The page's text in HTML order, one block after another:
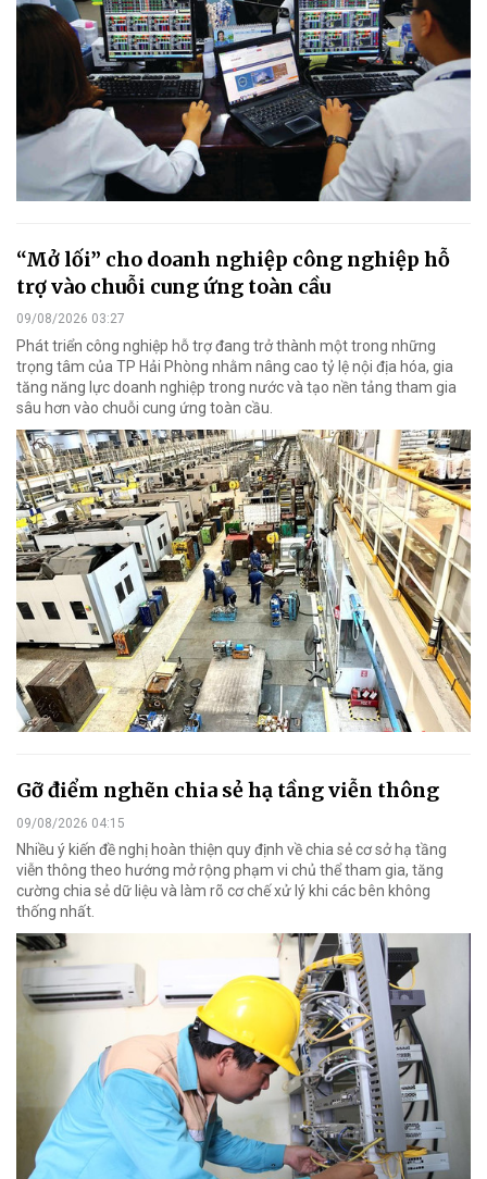
“Mở lối” cho doanh nghiệp công nghiệp hỗ
trợ vào chuỗi cung ứng toàn cầu
09/08/2026 03:27
Phát triển công nghiệp hỗ trợ đang trở thành một trong những
trọng tâm của TP Hải Phòng nhằm nâng cao tỷ lệ nội địa hóa, gia
tăng năng lực doanh nghiệp trong nước và tạo nền tảng tham gia
sâu hơn vào chuỗi cung ứng toàn cầu.
Gỡ điểm nghẽn chia sẻ hạ tầng viễn thông
09/08/2026 04:15
Nhiều ý kiến đề nghị hoàn thiện quy định về chia sẻ cơ sở hạ tầng
viễn thông theo hướng mở rộng phạm vi chủ thể tham gia, tăng
cường chia sẻ dữ liệu và làm rõ cơ chế xử lý khi các bên không
thống nhất.